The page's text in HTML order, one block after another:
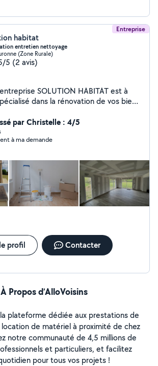
Entreprise
habitat
entretien nettoyage
(Zone Rurale)
5 (2 avis)
SOLUTION HABITAT est à
dans la rénovation de vos bien,
en partenariat avec d'autres
vous fournir une large gamme de
HABITAT est spécialisée dans
/ ENTRETIEN TOITURE
HYDROFUGE N'hésitez pas à nous
éventuel devis gratuit
par Christelle : 4/5
à ma demande
profil Contacter
À Propos d’AlloVoisins
plateforme dédiée aux prestations de
de matériel à proximité de chez
notre communauté de 4,5 millions de
et particuliers, et facilitez
pour tous vos projets !